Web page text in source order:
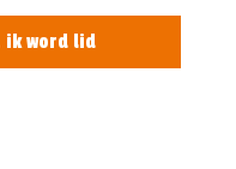
ik word lid